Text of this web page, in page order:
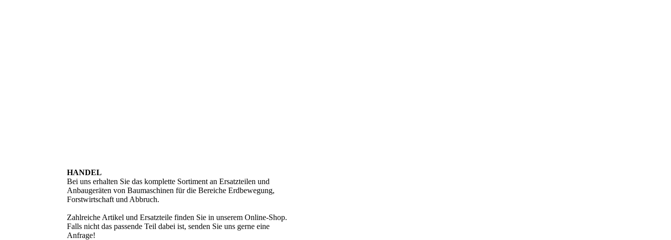
HANDEL
Bei uns erhalten Sie das komplette Sortiment an Ersatzteilen und
Anbau­geräten von Baumaschinen für die Bereiche Erdbewegung,
Forst­wirtschaft und Abbruch.
Zahlreiche Artikel und Ersatzteile finden Sie in unserem Online-Shop.
Falls nicht das passende Teil dabei ist, senden Sie uns gerne eine
Anfrage!